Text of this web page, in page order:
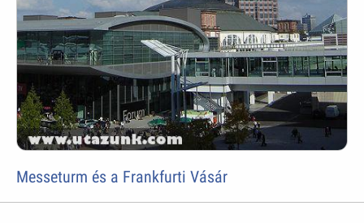
Messeturm és a Frankfurti Vásár